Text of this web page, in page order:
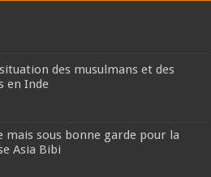
des musulmans et des
en Inde
mais sous bonne garde pour la
Asia Bibi